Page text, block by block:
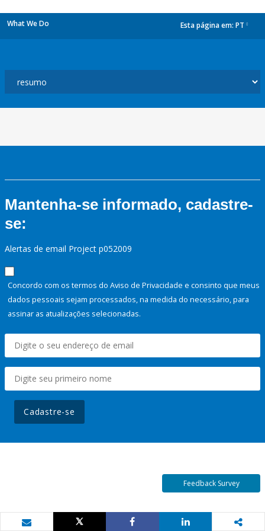
What We Do Esta página em: PT
Mantenha-se informado, cadastre-
se:
Alertas de email Project p052009
Concordo com os termos do Aviso de Privacidade e consinto que meus
dados pessoais sejam processados, na medida do necessário, para
assinar as atualizações selecionadas.
Cadastre-se
Feedback Survey